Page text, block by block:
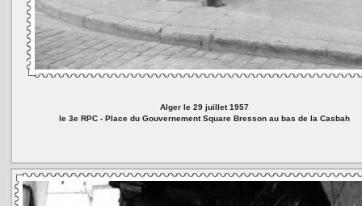
Alger le 29 juillet 1957
le 3e RPC - Place du Gouvernement Square Bresson au bas de la Casbah